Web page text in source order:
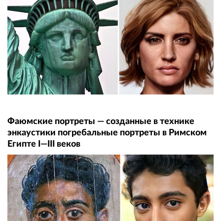
Фаюмские портреты — созданные в технике
энкаустики погребальные портреты в Римском
Египте I—III веков